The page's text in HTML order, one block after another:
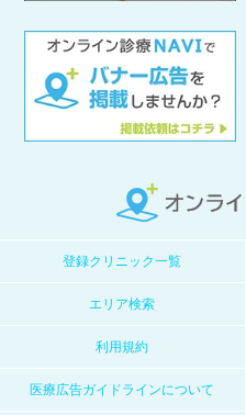
登録クリニック一覧
エリア検索
利用規約
医療広告ガイドラインについて